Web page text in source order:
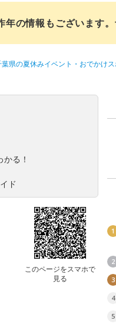
の情報もございます。
葉県の夏休みイベント・おでかけス
る！
ド
このページをスマホで
見る
1
2
3
4
5